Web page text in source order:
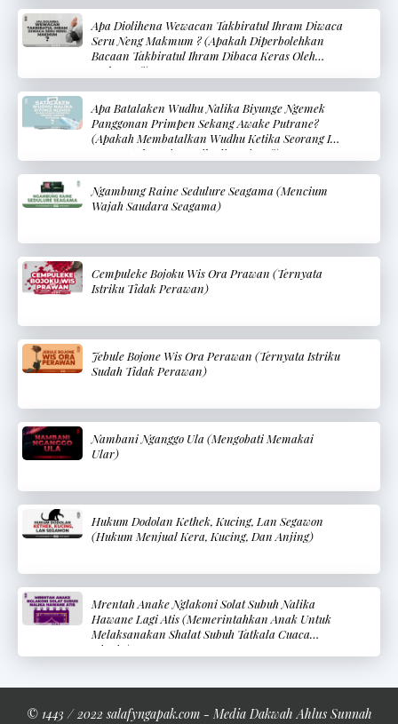
Apa Diolihena Wewacan Takbiratul Ihram Diwaca
Seru Neng Makmum ? (Apakah Diperbolehkan
Bacaan Takbiratul Ihram Dibaca Keras Oleh
Makmum?)
Apa Batalaken Wudhu Nalika Biyunge Ngemek
Panggonan Primpen Sekang Awake Putrane?
(Apakah Membatalkan Wudhu Ketika Seorang Ibu
Menyentuh Bagian Pribadi Bayinya?)
Ngambung Raine Sedulure Seagama (Mencium
Wajah Saudara Seagama)
Cempuleke Bojoku Wis Ora Prawan (Ternyata
Istriku Tidak Perawan)
Jebule Bojone Wis Ora Perawan (Ternyata Istriku
Sudah Tidak Perawan)
Nambani Nganggo Ula (Mengobati Memakai
Ular)
Hukum Dodolan Kethek, Kucing, Lan Segawon
(Hukum Menjual Kera, Kucing, Dan Anjing)
Mrentah Anake Nglakoni Solat Subuh Nalika
Hawane Lagi Atis (Memerintahkan Anak Untuk
Melaksanakan Shalat Subuh Tatkala Cuaca
Dingin)
© 1443 / 2022 salafyngapak.com - Media Dakwah Ahlus Sunnah